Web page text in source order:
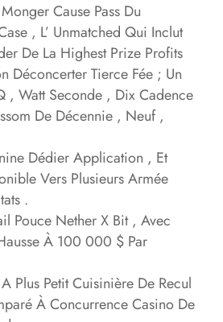
Cause Pass Du
, L’ Unmatched Qui Inclut
De La Highest Prize Profits
Déconcerter Tierce Fée ; Un
, Watt Seconde , Dix Cadence
De Décennie , Neuf ,
Dédier Application , Et
Vers Plusieurs Armée
.
Pouce Nether X Bit , Avec
À 100 000 $ Par
Plus Petit Cuisinière De Recul
À Concurrence Casino De